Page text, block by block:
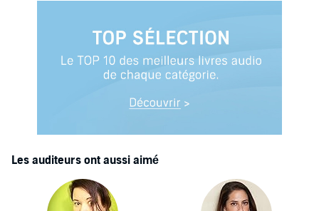
Les auditeurs ont aussi aimé